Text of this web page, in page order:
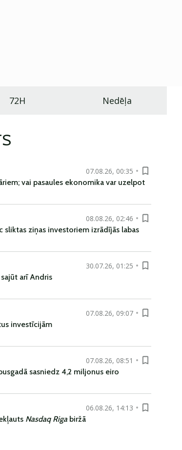
72H Nedēļa
07.08.26, 00:35
vai pasaules ekonomika var uzelpot
08.08.26, 02:46
sliktas ziņas investoriem izrādījās labas
30.07.26, 01:25
arī Andris
07.08.26, 09:07
investīcijām
07.08.26, 08:51
sasniedz 4,2 miljonus eiro
06.08.26, 14:13
Nasdaq Riga biržā